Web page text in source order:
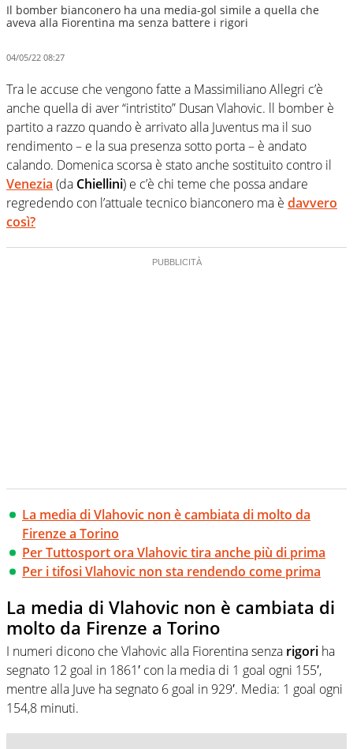
Il bomber bianconero ha una media-gol simile a quella che
aveva alla Fiorentina ma senza battere i rigori
04/05/22 08:27
Tra le accuse che vengono fatte a Massimiliano Allegri c’è
anche quella di aver “intristito” Dusan Vlahovic. ll bomber è
partito a razzo quando è arrivato alla Juventus ma il suo
rendimento – e la sua presenza sotto porta – è andato
calando. Domenica scorsa è stato anche sostituito contro il
Venezia (da Chiellini) e c’è chi teme che possa andare
regredendo con l’attuale tecnico bianconero ma è davvero
così?
La media di Vlahovic non è cambiata di molto da
Firenze a Torino
Per Tuttosport ora Vlahovic tira anche più di prima
Per i tifosi Vlahovic non sta rendendo come prima
La media di Vlahovic non è cambiata di
molto da Firenze a Torino
I numeri dicono che Vlahovic alla Fiorentina senza rigori ha
segnato 12 goal in 1861′ con la media di 1 goal ogni 155′,
mentre alla Juve ha segnato 6 goal in 929′. Media: 1 goal ogni
154,8 minuti.